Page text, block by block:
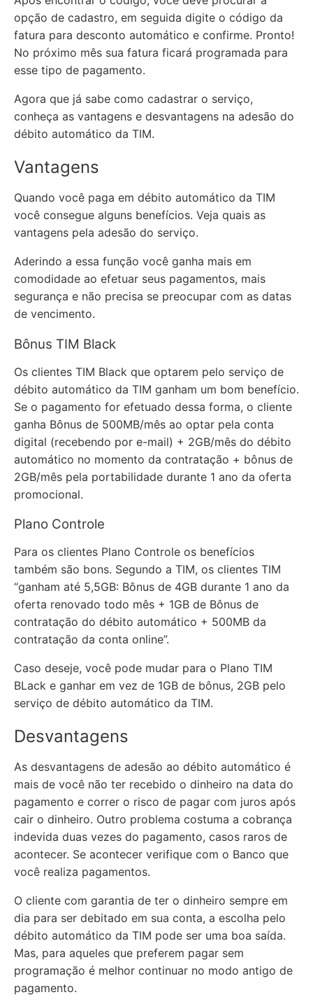
opção de cadastro, em seguida digite o código da
fatura para desconto automático e confirme. Pronto!
No próximo mês sua fatura ficará programada para
esse tipo de pagamento.
Agora que já sabe como cadastrar o serviço,
conheça as vantagens e desvantagens na adesão do
débito automático da TIM.
Vantagens
Quando você paga em débito automático da TIM
você consegue alguns benefícios. Veja quais as
vantagens pela adesão do serviço.
Aderindo a essa função você ganha mais em
comodidade ao efetuar seus pagamentos, mais
segurança e não precisa se preocupar com as datas
de vencimento.
Bônus TIM Black
Os clientes TIM Black que optarem pelo serviço de
débito automático da TIM ganham um bom benefício.
Se o pagamento for efetuado dessa forma, o cliente
ganha Bônus de 500MB/mês ao optar pela conta
digital (recebendo por e-mail) + 2GB/mês do débito
automático no momento da contratação + bônus de
2GB/mês pela portabilidade durante 1 ano da oferta
promocional.
Plano Controle
Para os clientes Plano Controle os benefícios
também são bons. Segundo a TIM, os clientes TIM
“ganham até 5,5GB: Bônus de 4GB durante 1 ano da
oferta renovado todo mês + 1GB de Bônus de
contratação do débito automático + 500MB da
contratação da conta online”.
Caso deseje, você pode mudar para o Plano TIM
BLack e ganhar em vez de 1GB de bônus, 2GB pelo
serviço de débito automático da TIM.
Desvantagens
As desvantagens de adesão ao débito automático é
mais de você não ter recebido o dinheiro na data do
pagamento e correr o risco de pagar com juros após
cair o dinheiro. Outro problema costuma a cobrança
indevida duas vezes do pagamento, casos raros de
acontecer. Se acontecer verifique com o Banco que
você realiza pagamentos.
O cliente com garantia de ter o dinheiro sempre em
dia para ser debitado em sua conta, a escolha pelo
débito automático da TIM pode ser uma boa saída.
Mas, para aqueles que preferem pagar sem
programação é melhor continuar no modo antigo de
pagamento.